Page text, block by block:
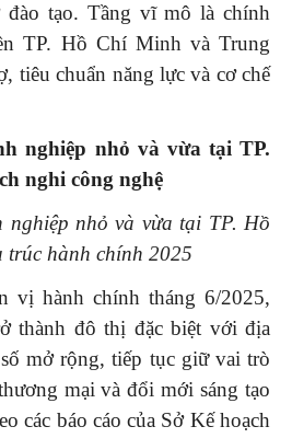
đào tạo. Tầng vĩ mô là chính
TP. Hồ Chí Minh và Trung
tiêu chuẩn năng lực và cơ chế
nghiệp nhỏ và vừa tại TP.
nghi công nghệ
nghiệp nhỏ và vừa tại TP. Hồ
trúc hành chính 2025
vị hành chính tháng 6/2025,
thành đô thị đặc biệt với địa
mở rộng, tiếp tục giữ vai trò
mại và đổi mới sáng tạo
các báo cáo của Sở Kế hoạch